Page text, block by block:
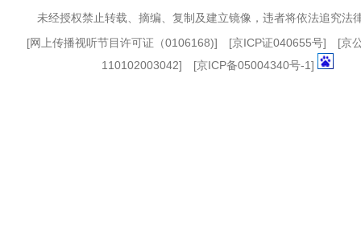
未经授权禁止转载、摘编、复制及建立镜像，违者将依法追究法
[网上传播视听节目许可证（0106168)] [京ICP证040655号] [京
110102003042] [京ICP备05004340号-1]